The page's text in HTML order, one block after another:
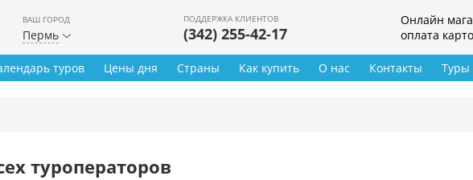
ВАШ ГОРОД
Пермь
ПОДДЕРЖКА КЛИЕНТОВ
(342) 255-42-17
Онлайн
оплата
Туры
туров Цены дня Страны Как купить О нас Контакты
туроператоров